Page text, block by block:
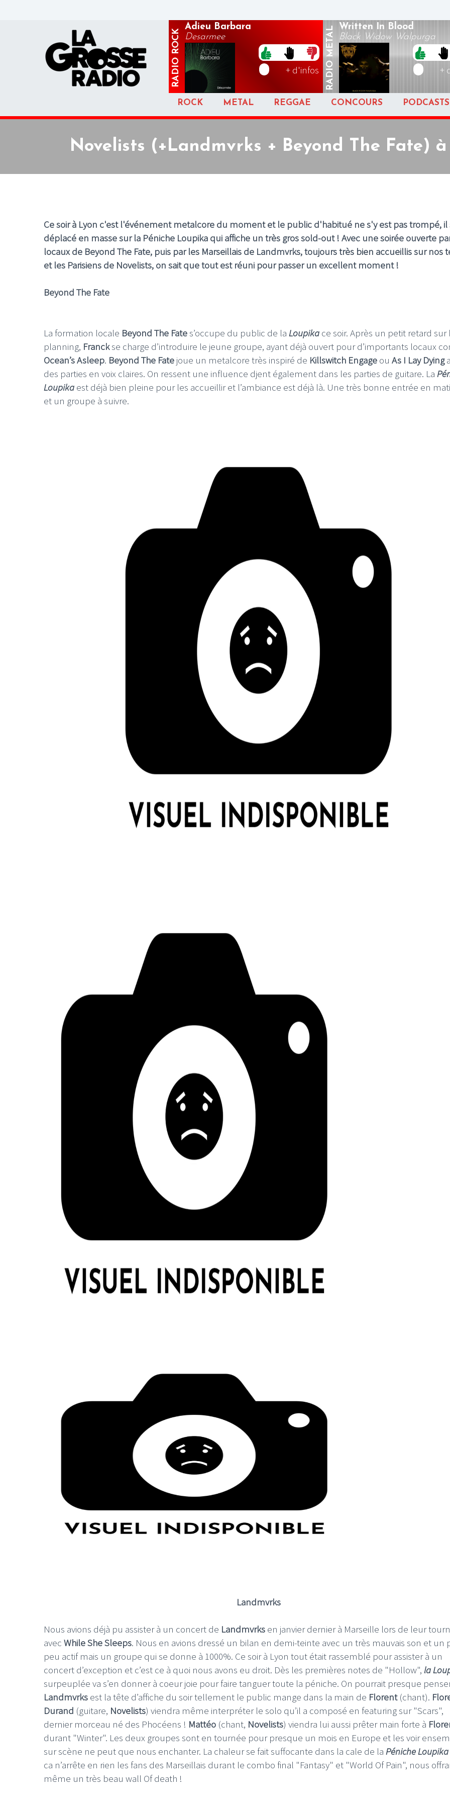
RADIO
ROCK
Adieu Barbara
Desarmee
+ d'infos RADIO
METAL Written In Blood
Black Widow Walpurga
+
ROCK METAL REGGAE CONCOURS PODCASTS
Novelists (+Landmvrks + Beyond The Fate)
Ce soir à Lyon c'est l'événement metalcore du moment et le public d'habitué ne s'y est pas trompé, il
déplacé en masse sur la Péniche Loupika qui affiche un très gros sold-out ! Avec une soirée ouverte
locaux de Beyond The Fate, puis par les Marseillais de Landmvrks, toujours très bien accueillis sur nos
et les Parisiens de Novelists, on sait que tout est réuni pour passer un excellent moment !
Beyond The Fate
La formation locale Beyond The Fates’occupe du public de la Loupika ce soir. Après un petit retard sur
planning, Franckse charge d’introduire le jeune groupe, ayant déjà ouvert pour d’importants locaux
Ocean’s Asleep. Beyond The Fate joue un metalcore très inspiré de Killswitch Engage ou As I Lay Dying
des parties en voix claires. On ressent une influence djent également dans les parties de guitare. La
Loupika est déjà bien pleine pour les accueillir et l’ambiance est déjà là. Une très bonne entrée en
et un groupe à suivre.
Landmvrks
Nous avions déjà pu assister à un concert de Landmvrks en janvier dernier à Marseille lors de leur
avec While She Sleeps. Nous en avions dressé un bilan en demi-teinte avec un très mauvais son et un
peu actif mais un groupe qui se donne à 1000%. Ce soir à Lyon tout était rassemblé pour assister à un
concert d’exception et c’est ce à quoi nous avons eu droit. Dès les premières notes de "Hollow", la
surpeuplée va s’en donner à coeur joie pour faire tanguer toute la péniche. On pourrait presque
Landmvrks est la tête d’affiche du soir tellement le public mange dans la main de Florent(chant).
Durand (guitare, Novelists) viendra même interpréter le solo qu’il a composé en featuring sur "Scars",
dernier morceau né des Phocéens ! Mattéo (chant, Novelists) viendra lui aussi prêter main forte à
durant "Winter". Les deux groupes sont en tournée pour presque un mois en Europe et les voir
sur scène ne peut que nous enchanter. La chaleur se fait suffocante dans la cale de la Péniche Loupika
ca n’arrête en rien les fans des Marseillais durant le combo final "Fantasy" et "World Of Pain", nous
même un très beau wall Of death !
LE GROS RIFFIFI – Surfin’
LE GROS RIFFIFI –